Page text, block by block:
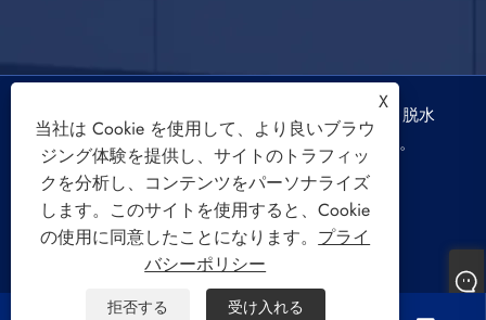
著作権 © 2022 慈渓三迪電器有限公司洗濯機、脱水
機、空冷ファンの著作権はすべて留保されます。
Sitemap RSS
XML
プライバシーポリシー
X
当社は Cookie を使用して、より良いブラウ
ジング体験を提供し、サイトのトラフィッ
クを分析し、コンテンツをパーソナライズ
します。このサイトを使用すると、Cookie
の使用に同意したことになります。 プライ
バシーポリシー
拒否する 受け入れる